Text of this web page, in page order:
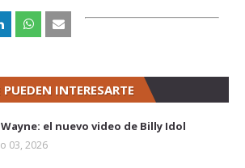
INTERESARTE
Wayne: el nuevo video de Billy Idol
03, 2026